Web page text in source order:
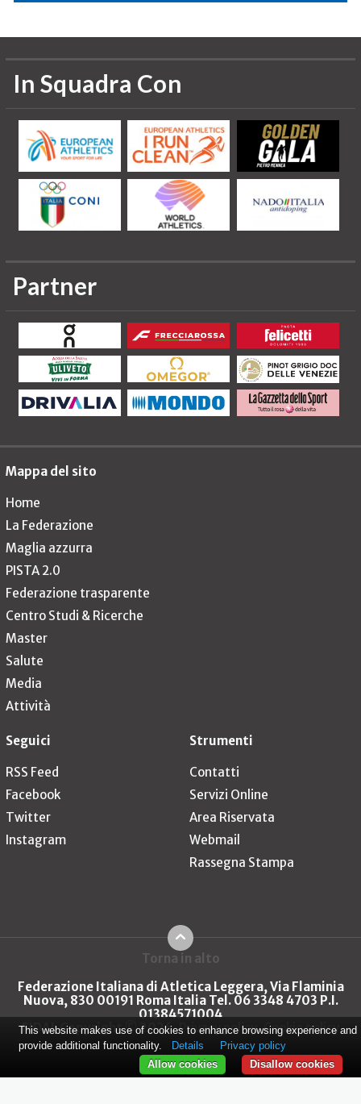
In Squadra Con
Partner
Mappa del sito
Home
La Federazione
Maglia azzurra
PISTA 2.0
Federazione trasparente
Centro Studi & Ricerche
Master
Salute
Media
Attività
Seguici
RSS Feed
Facebook
Twitter
Instagram
Strumenti
Contatti
Servizi Online
Area Riservata
Webmail
Rassegna Stampa
Torna in alto
Federazione Italiana di Atletica Leggera, Via Flaminia
Nuova, 830 00191 Roma Italia Tel. 06 3348 4703 P.I.
01384571004
FIDAL Copyright © 2026 Privacy policy Cookie policy
This website makes use of cookies to enhance browsing experience and
provide additional functionality.
Details
Privacy policy
Disallow cookies
Allow cookies